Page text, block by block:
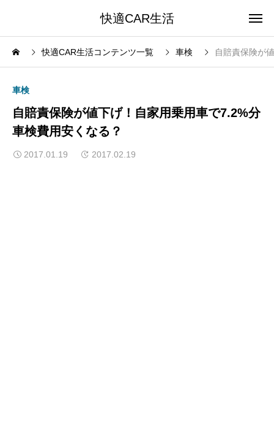
快適CAR生活
快適CAR生活コンテンツ一覧 車検 自賠責保険が
車検
自賠責保険が値下げ！自家用乗用車で7.2%分
車検費用安くなる？
2017.01.19 2017.02.19